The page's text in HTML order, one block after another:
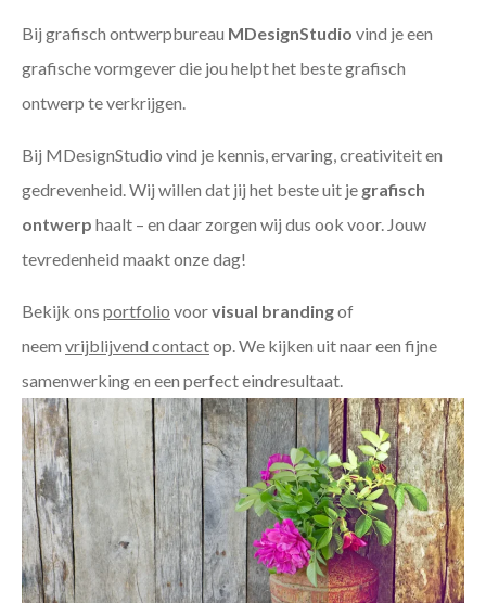
Bij grafisch ontwerpbureau MDesignStudio vind je een
grafische vormgever die jou helpt het beste grafisch
ontwerp te verkrijgen.
Bij MDesignStudio vind je kennis, ervaring, creativiteit en
gedrevenheid. Wij willen dat jij het beste uit je grafisch
ontwerp haalt – en daar zorgen wij dus ook voor. Jouw
tevredenheid maakt onze dag!
Bekijk ons portfolio voorvisual brandingof
neem vrijblijvend contactop. We kijken uit naar een fijne
samenwerking en een perfect eindresultaat.